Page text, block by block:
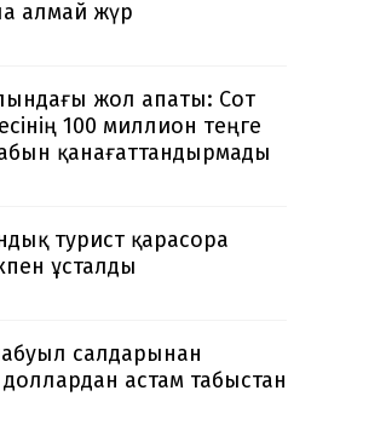
алмай жүр
жол апаты: Сот
100 миллион теңге
қанағаттандырмады
турист қарасора
ұсталды
салдарынан
астам табыстан